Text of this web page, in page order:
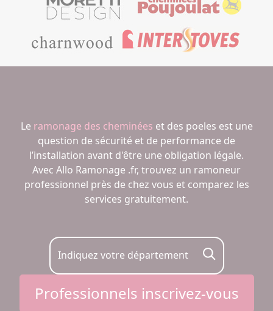
Le ramonage des cheminées et des poeles est une
question de sécurité et de performance de
l’installation avant d'être une obligation légale.
Avec Allo Ramonage .fr, trouvez un ramoneur
professionnel près de chez vous et comparez les
services gratuitement.
Indiquez votre département
Professionnels inscrivez-vous